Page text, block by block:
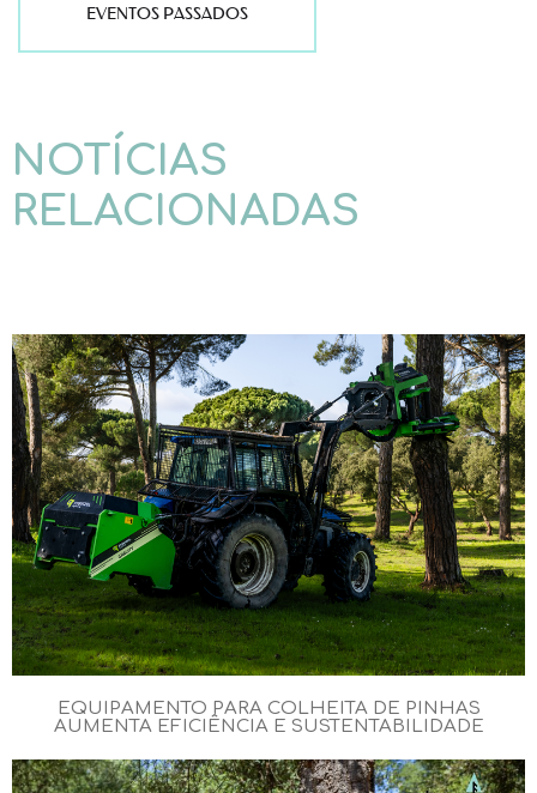
EVENTOS PASSADOS
NOTÍCIAS
RELACIONADAS
EQUIPAMENTO PARA COLHEITA DE PINHAS
AUMENTA EFICIÊNCIA E SUSTENTABILIDADE